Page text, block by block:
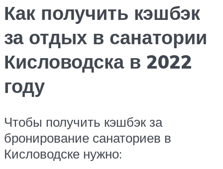
Как получить кэшбэк
за отдых в санатории
Кисловодска в 2022
году
Чтобы получить кэшбэк за
бронирование санаториев в
Кисловодске нужно: